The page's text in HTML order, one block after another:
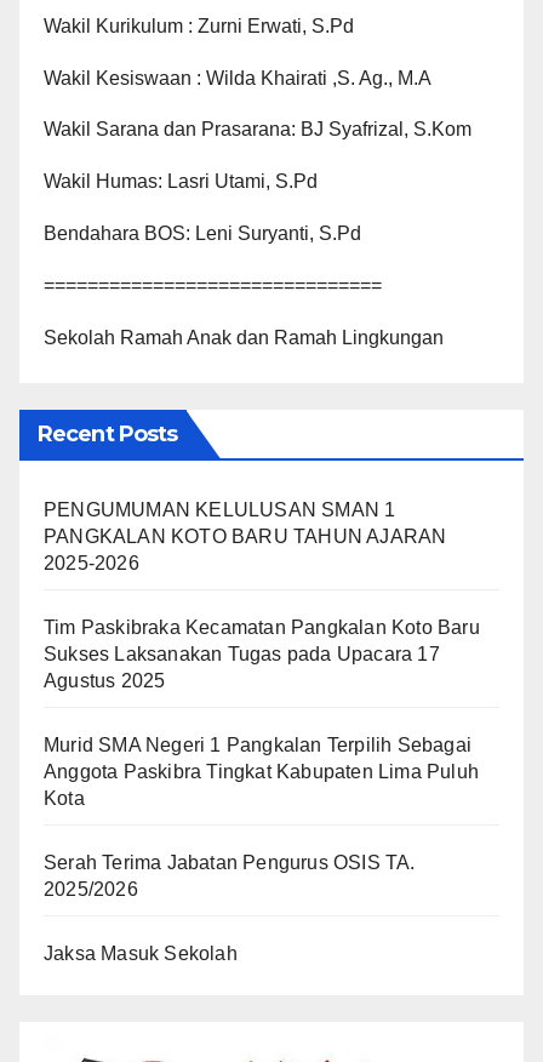
Wakil Kurikulum : Zurni Erwati, S.Pd
Wakil Kesiswaan : Wilda Khairati ,S. Ag., M.A
Wakil Sarana dan Prasarana: BJ Syafrizal, S.Kom
Wakil Humas: Lasri Utami, S.Pd
Bendahara BOS: Leni Suryanti, S.Pd
===============================
Sekolah Ramah Anak dan Ramah Lingkungan
Recent Posts
PENGUMUMAN KELULUSAN SMAN 1
PANGKALAN KOTO BARU TAHUN AJARAN
2025-2026
Tim Paskibraka Kecamatan Pangkalan Koto Baru
Sukses Laksanakan Tugas pada Upacara 17
Agustus 2025
Murid SMA Negeri 1 Pangkalan Terpilih Sebagai
Anggota Paskibra Tingkat Kabupaten Lima Puluh
Kota
Serah Terima Jabatan Pengurus OSIS TA.
2025/2026
Jaksa Masuk Sekolah